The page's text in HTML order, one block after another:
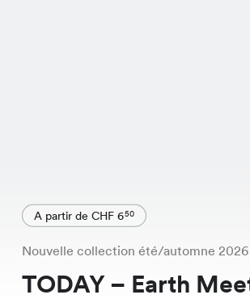
A partir de CHF 650
Nouvelle collection été/automne 2026
TODAY – Earth